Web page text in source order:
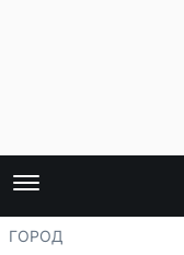
ГОРОД